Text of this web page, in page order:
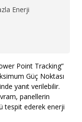
Enerji
Point Tracking”
Güç Noktası
yanıt verilebilir.
panellerin
tespit ederek enerji